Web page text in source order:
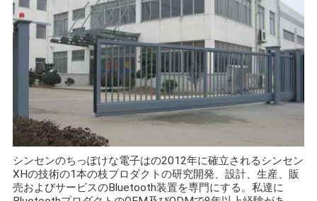
シンセンのちっぽけな電子はの2012年に確立されるシンセン
XHの技術の1本の枝プロダクトの研究開発、設計、生産、販
売およびサービスのBluetooth装置を専門にする。私達に